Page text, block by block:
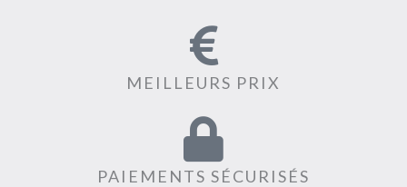
MEILLEURS PRIX
PAIEMENTS SÉCURISÉS